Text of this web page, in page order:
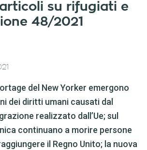
articoli su rifugiati e
48/2021
del New Yorker emergono
dei diritti umani causati dal
realizzato dall’Ue; sul
continuano a morire persone
il Regno Unito; la nuova